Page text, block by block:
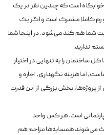
است که چندین نفر در یک
رم کاملا مشترک است و اگر یک
شما هم کند می‌شود. در اینجا شما
ندارید.
را به تنهایی در اختیار
اما هزینه نگهداری، اجاره و
پروژه‌ها، بخش بزرگی از این قدرت
است. هر کس واحد
می‌شوند همسایه‌ها مزاحم هم